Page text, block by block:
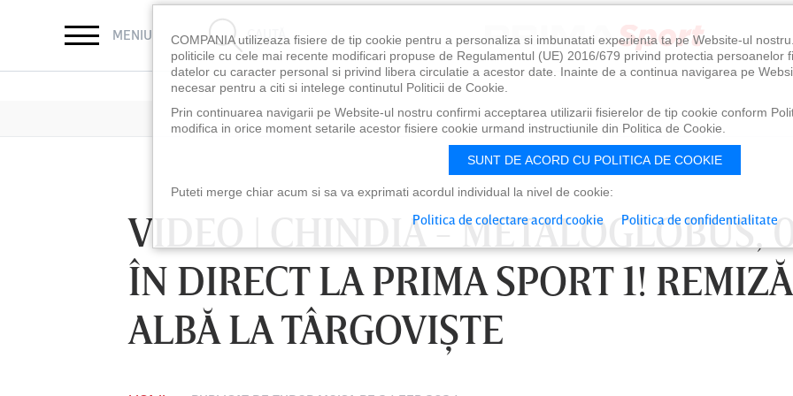
MENIU CAUTĂ
VIDEO | CHINDIA - METALOGLOBUS,
ÎN DIRECT LA PRIMA SPORT 1! REMIZĂ
ALBĂ LA TÂRGOVIŞTE
COMPANIA utilizeaza fisiere de tip cookie pentru a personaliza si imbunatati experienta ta pe Website-ul
politicile cu cele mai recente modificari propuse de Regulamentul (UE) 2016/679 privind protectia persoanelor
datelor cu caracter personal si privind libera circulatie a acestor date. Inainte de a continua navigarea pe
necesar pentru a citi si intelege continutul Politicii de Cookie.
Prin continuarea navigarii pe Website-ul nostru confirmi acceptarea utilizarii fisierelor de tip cookie conform
modifica in orice moment setarile acestor fisiere cookie urmand instructiunile din Politica de Cookie.
SUNT DE ACORD CU POLITICA DE COOKIE
Puteti merge chiar acum si sa va exprimati acordul individual la nivel de cookie:
Politica de colectare acord cookie Politica de confidentialitate